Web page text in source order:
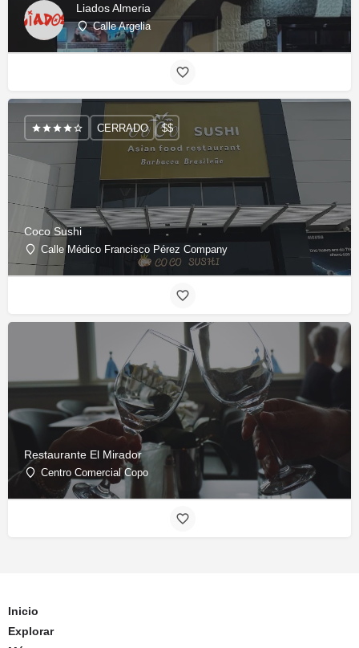
Liados Almeria
Calle Argelia
Coco Sushi
Calle Médico Francisco Pérez Company
CERRADO $$
Restaurante El Mirador
Centro Comercial Copo
Inicio
Explorar